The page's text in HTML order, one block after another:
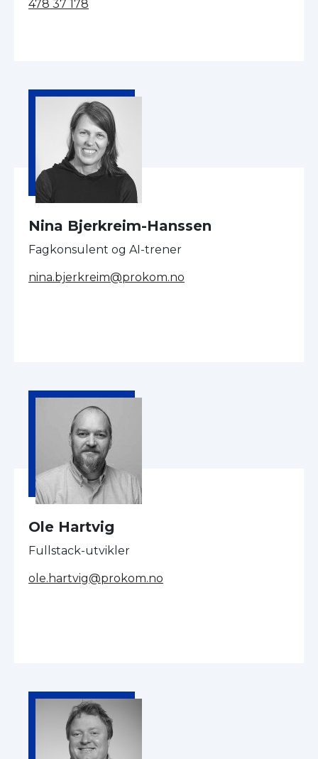
478 37 178
Nina Bjerkreim-Hanssen
Fagkonsulent og AI-trener
nina.bjerkreim@prokom.no
Ole Hartvig
Fullstack-utvikler
ole.hartvig@prokom.no